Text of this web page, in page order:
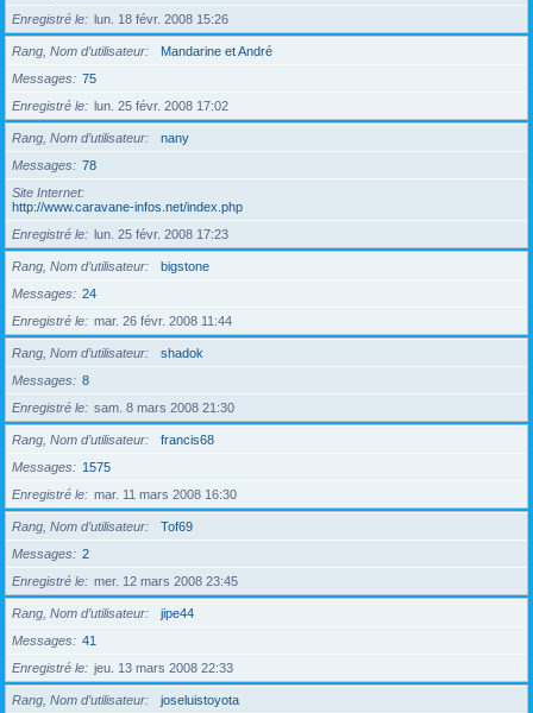
Enregistré le
lun. 18 févr. 2008 15:26
Rang, Nom d’utilisateur
Mandarine et André
Messages
75
Enregistré le
lun. 25 févr. 2008 17:02
Rang, Nom d’utilisateur
nany
Messages
78
Site Internet
http://www.caravane-infos.net/index.php
Enregistré le
lun. 25 févr. 2008 17:23
Rang, Nom d’utilisateur
bigstone
Messages
24
Enregistré le
mar. 26 févr. 2008 11:44
Rang, Nom d’utilisateur
shadok
Messages
8
Enregistré le
sam. 8 mars 2008 21:30
Rang, Nom d’utilisateur
francis68
Messages
1575
Enregistré le
mar. 11 mars 2008 16:30
Rang, Nom d’utilisateur
Tof69
Messages
2
Enregistré le
mer. 12 mars 2008 23:45
Rang, Nom d’utilisateur
jipe44
Messages
41
Enregistré le
jeu. 13 mars 2008 22:33
Rang, Nom d’utilisateur
joseluistoyota